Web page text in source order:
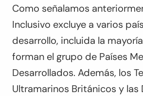
Como señalamos
Inclusivo excluye a varios
desarrollo, incluida la
forman el grupo de Países
Desarrollados. Además, los
Ultramarinos Británicos y las